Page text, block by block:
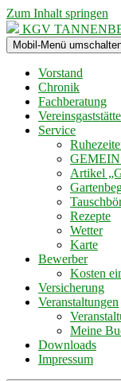
Zum Inhalt springen
KGV
Mobil-Menü
Vorstand
Chronik
Fachberatung
Vereinsgaststätte
Service
Artikel
Rezepte
Wetter
Karte
Bewerber
Kosten
Versicherung
Veranstaltungen
Meine
Downloads
Impressum